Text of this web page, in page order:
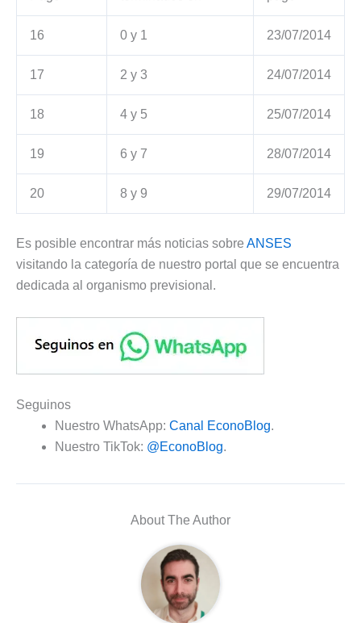
16 0 y 1 23/07/2014
17 2 y 3 24/07/2014
18 4 y 5 25/07/2014
19 6 y 7 28/07/2014
20 8 y 9 29/07/2014
Es posible encontrar más noticias sobre ANSES
visitando la categoría de nuestro portal que se encuentra
dedicada al organismo previsional.
Seguinos
Nuestro WhatsApp: Canal EconoBlog.
Nuestro TikTok: @EconoBlog.
About The Author